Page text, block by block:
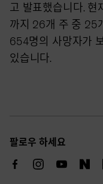
고 발표했습니다.
까지 26개 주 중 25
654명의 사망자가
있습니다.
팔로우 하세요